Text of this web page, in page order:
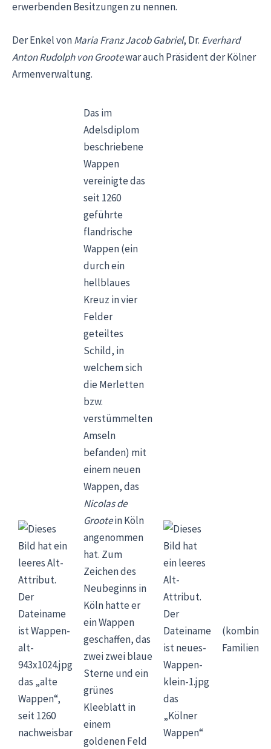
erwerbenden Besitzungen zu nennen.
Der Enkel vonMaria Franz Jacob Gabriel, Dr. Everhard
Anton Rudolph von Grootewar auch Präsident der Kölner
Armenverwaltung.
das „alte
Wappen“,
seit 1260
nachweisbar
Das im
Adelsdiplom
beschriebene
Wappen
vereinigte das
seit 1260
geführte
flandrische
Wappen (ein
durch ein
hellblaues
Kreuz in vier
Felder
geteiltes
Schild, in
welchem sich
die Merletten
bzw.
verstümmelten
Amseln
befanden) mit
einem neuen
Wappen, das
Nicolas de
Grootein Köln
angenommen
hat. Zum
Zeichen des
Neubeginns in
Köln hatte er
ein Wappen
geschaffen, das
zwei zwei blaue
Sterne und ein
grünes
Kleeblatt in
einem
goldenen Feld
das
„Kölner
Wappen“